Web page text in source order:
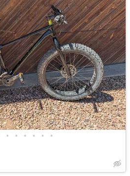
• • • • • •